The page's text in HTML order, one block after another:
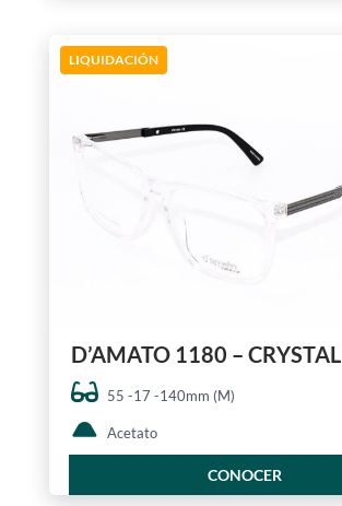
LIQUIDACIÓN
D’AMATO 1180 – CRYSTAL
55 -17 -140mm (M)
Acetato
CONOCER